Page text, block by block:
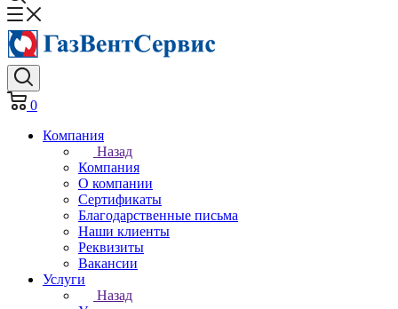
0
Компания
Назад
Компания
О компании
Сертификаты
Благодарственные письма
Наши клиенты
Реквизиты
Вакансии
Услуги
Назад